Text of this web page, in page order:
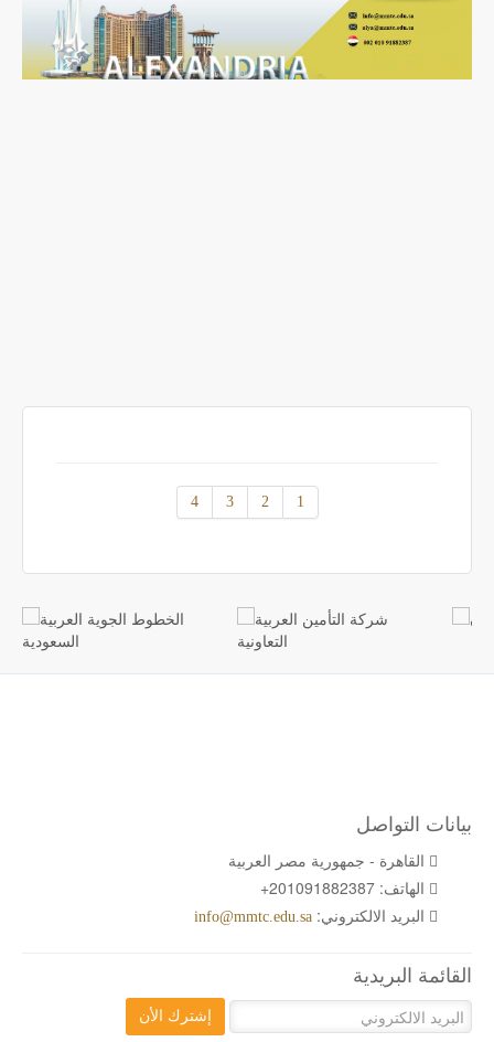
1
2
3
4
بيانات التواصل
القاهرة - جمهورية مصر العربية
الهاتف: +201091882387
البريد الالكتروني: info@mmtc.edu.sa
القائمة البريدية
إشترك الأن